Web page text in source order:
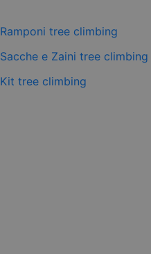
Ramponi tree climbing
Sacche e Zaini tree climbing
Kit tree climbing